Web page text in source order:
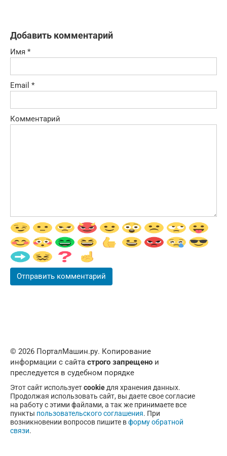
Добавить комментарий
Имя *
Email *
Комментарий
© 2026 ПорталМашин.ру. Копирование
информации с сайта строго запрещено и
преследуется в судебном порядке
Этот сайт используетcookie для хранения данных.
Продолжая использовать сайт, вы даете свое согласие
на работу с этими файлами, а так же принимаете все
пункты пользовательского соглашения. При
возникновении вопросов пишите вформу обратной
связи.